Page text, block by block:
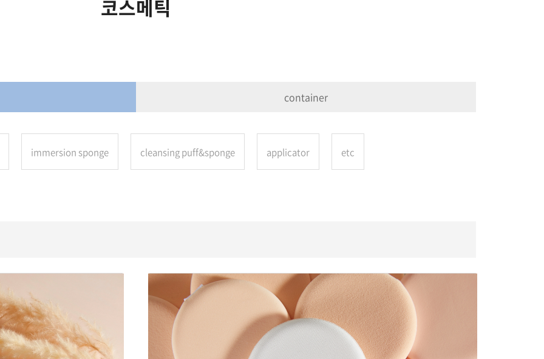
코스메틱
container
immersion sponge cleansing puff&sponge applicator etc